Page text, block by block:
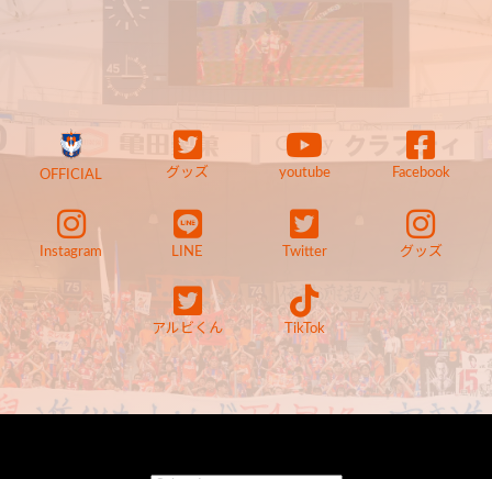
OFFICIAL グッズ youtube Facebook
Instagram LINE Twitter グッズ
アルビくん TikTok